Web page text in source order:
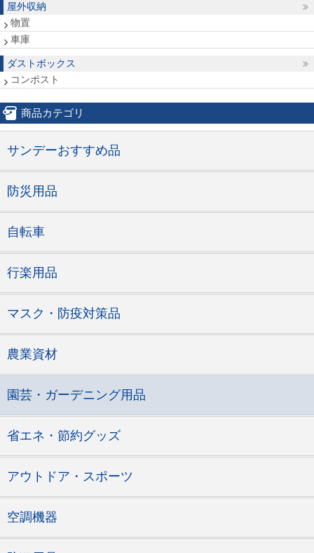
屋外収納
物置
車庫
ダストボックス
コンポスト
商品カテゴリ
サンデーおすすめ品
防災用品
自転車
行楽用品
マスク・防疫対策品
農業資材
園芸・ガーデニング用品
省エネ・節約グッズ
アウトドア・スポーツ
空調機器